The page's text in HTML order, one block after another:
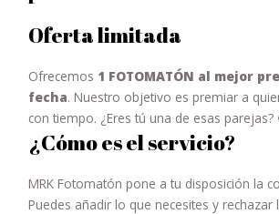
Oferta limitada
Ofrecemos 1 FOTOMATÓN al mejor
fecha. Nuestro objetivo es premiar a
con tiempo. ¿Eres tú una de esas parejas?
¿Cómo es el servicio?
MRK Fotomatón pone a tu disposición la
Puedes añadir lo que necesites y rechazar